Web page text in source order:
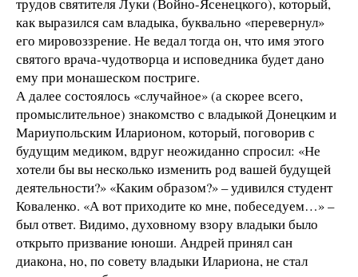
как выразился сам владыка, буквально «перевернул»
его мировоззрение. Не ведал тогда он, что имя этого
святого врача-чудотворца и исповедника будет дано
ему при монашеском постриге.
А далее состоялось «случайное» (а скорее всего,
промыслительное) знакомство с владыкой Донецким и
Мариупольским Иларионом, который, поговорив с
будущим медиком, вдруг неожиданно спросил: «Не
хотели бы вы несколько изменить род вашей будущей
деятельности?» «Каким образом?» – удивился студент
Коваленко. «А вот приходите ко мне, побеседуем…» –
был ответ. Видимо, духовному взору владыки было
открыто призвание юноши. Андрей принял сан
диакона, но, по совету владыки Илариона, не стал